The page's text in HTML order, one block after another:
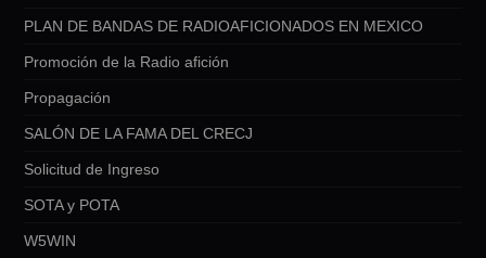
PLAN DE BANDAS DE RADIOAFICIONADOS EN MEXICO
Promoción de la Radio afición
Propagación
SALÓN DE LA FAMA DEL CRECJ
Solicitud de Ingreso
SOTA y POTA
W5WIN